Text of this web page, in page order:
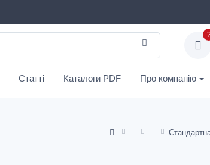
Статті Каталоги PDF Про компанію